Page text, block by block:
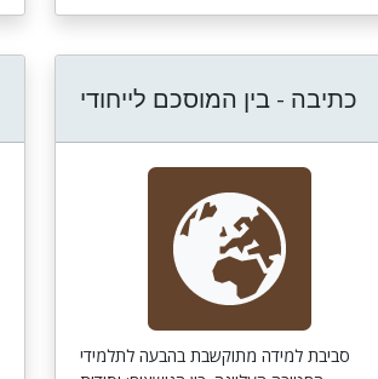
כתיבה - בין המוסכם לייחודי
סביבת למידה מתוקשבת בהבעה לתלמידי